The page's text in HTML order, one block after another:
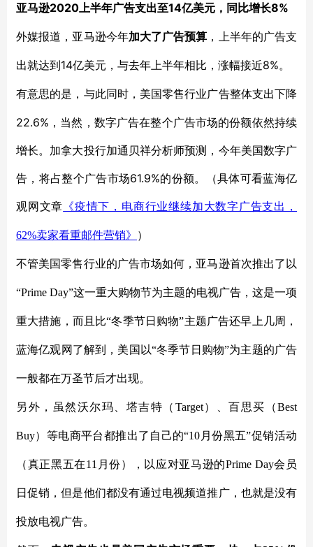
亚马逊2020上半年广告支出至14亿美元，同比增长8%
外媒报道，亚马逊今年加大了广告预算 ，上半年的广告支
出就达到 14亿美元，与去年上半年相比，涨幅接近8%。
有意思的是，与此同时，美国零售行业广告整体支出下降
22.6%，当然，数字广告在整个广告市场的份额依然持续
增长。加拿大投行加通贝祥分析师预测，今年美国数字广
告，将占整个广告市场61.9%的份额。（具体可看蓝海亿
观网文章 《疫情下，电商行业继续加大数字广告支出，
62%卖家看重邮件营销》 ）
不管美国零售行业的广告市场如何，亚马逊首次推出了以
“Prime Day”这一重大购物节为主题的电视广告，这是一项
重大措施，而且比“冬季节日购物”主题广告还早上几周，
蓝海亿观网了解到，美国以“冬季节日购物”为主题的广告
一般都在万圣节后才出现。
另外，虽然沃尔玛、塔吉特（ Target）、百思买（Best
Buy）等电商平台都推出了自己的“10月份黑五”促销活动
（真正黑五在11月份），以应对亚马逊的Prime Day会员
日促销，但是他们都没有通过电视频道推广，也就是没有
投放电视广告。